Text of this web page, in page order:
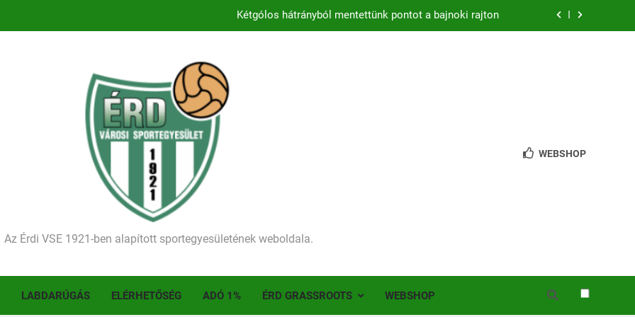
Történelmet írt az I. Érdi Football Fesztivál – több mint 200 játékos lépett pályára Érden
Ellenfelünk visszalépése miatt játék nélkül jutottunk tovább a MOL Magyar Kupában
Kezdődik a 2026–2027-es szezon – hazai pályán rajtol az Érdi VSE!
Történelmet írt az I. Érdi Football Fesztivál – több mint 200 játékos lépett pályára Érden
Az Érdi VSE 1921-ben alapított sportegyesületének weboldala.
WEBSHOP
LABDARÚGÁS ELÉRHETŐSÉG ADÓ 1% ÉRD GRASSROOTS WEBSHOP